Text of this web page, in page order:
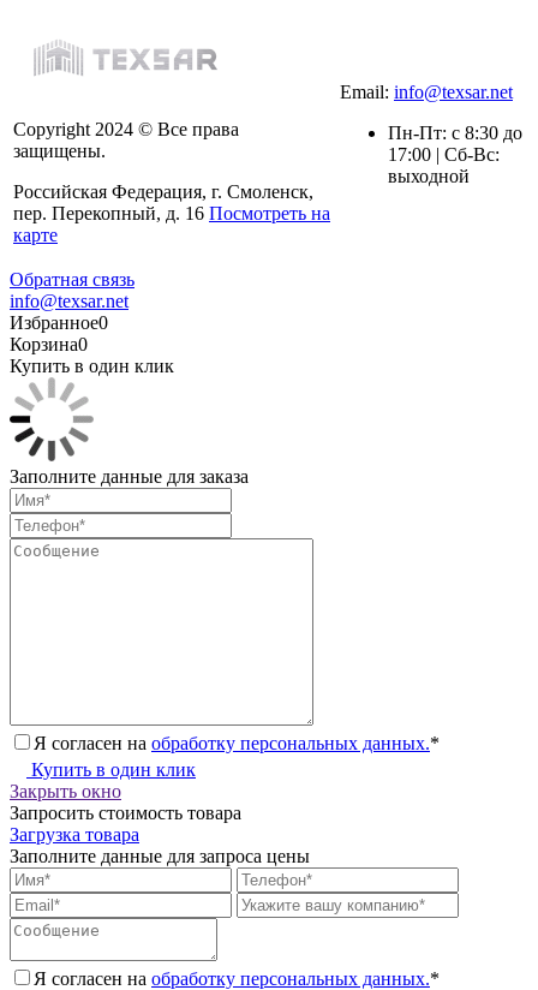
Copyright 2024 © Все права
защищены.
Российская Федерация, г. Смоленск,
пер. Перекопный, д. 16 Посмотреть на
карте
Email: info@texsar.net
Пн-Пт: с 8:30 до
17:00 | Сб-Вс:
выходной
Обратная связь
info@texsar.net
Избранное0
Корзина0
Купить в один клик
Заполните данные для заказа
Я согласен на обработку персональных данных.*
Купить в один клик
Закрыть окно
Запросить стоимость товара
Загрузка товара
Заполните данные для запроса цены
Я согласен на обработку персональных данных.*